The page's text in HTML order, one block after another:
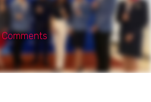
Comments